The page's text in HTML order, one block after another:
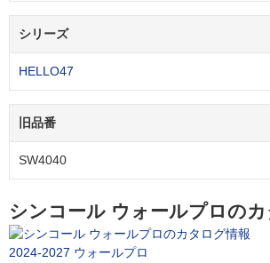
シリーズ
HELLO47
旧品番
SW4040
シンコール ウォールプロの
2024-2027 ウォールプロ